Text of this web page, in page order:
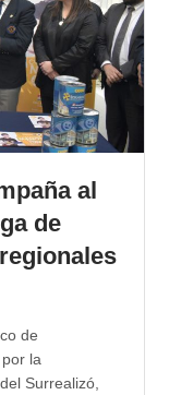
al
de
de
la
Surrealizó,